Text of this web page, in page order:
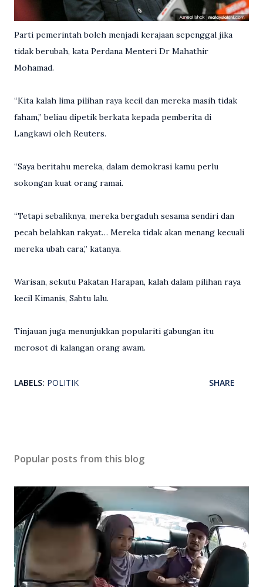
Parti pemerintah boleh menjadi kerajaan sepenggal jika
tidak berubah, kata Perdana Menteri Dr Mahathir
Mohamad.
“Kita kalah lima pilihan raya kecil dan mereka masih tidak
faham,” beliau dipetik berkata kepada pemberita di
Langkawi oleh Reuters.
“Saya beritahu mereka, dalam demokrasi kamu perlu
sokongan kuat orang ramai.
“Tetapi sebaliknya, mereka bergaduh sesama sendiri dan
pecah belahkan rakyat… Mereka tidak akan menang kecuali
mereka ubah cara,” katanya.
Warisan, sekutu Pakatan Harapan, kalah dalam pilihan raya
kecil Kimanis, Sabtu lalu.
Tinjauan juga menunjukkan populariti gabungan itu
merosot di kalangan orang awam.
LABELS: POLITIK SHARE
Popular posts from this blog